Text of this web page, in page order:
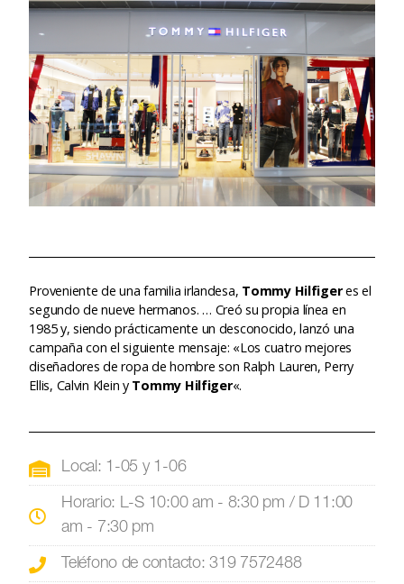
Proveniente de una familia irlandesa, Tommy Hilfigeres el
segundo de nueve hermanos. … Creó su propia línea en
1985 y, siendo prácticamente un desconocido, lanzó una
campaña con el siguiente mensaje: «Los cuatro mejores
diseñadores de ropa de hombre son Ralph Lauren, Perry
Ellis, Calvin Klein y Tommy Hilfiger«.
Local: 1-05 y 1-06
Horario: L-S 10:00 am - 8:30 pm / D 11:00
am - 7:30 pm
Teléfono de contacto: 319 7572488